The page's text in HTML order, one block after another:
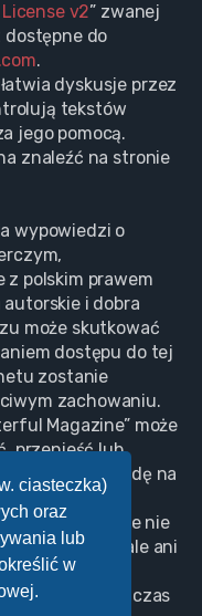
ciasteczka)
oraz
lub
w
v2” zwanej
dostępne do
.
dyskusje przez
tekstów
jego pomocą.
znaleźć na stronie
wypowiedzi o
polskim prawem
i dobra
może skutkować
dostępu do tej
zostanie
zachowaniu.
Magazine” może
przenieść lub
Wyrażasz zgodę na
przez ciebie
Informacje te nie
twojej zgody, ale ani
nie ponosi
do witryny, podczas